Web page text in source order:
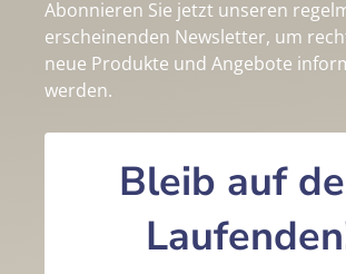
Abonnieren Sie jetzt unseren
erscheinenden Newsletter, um
neue Produkte und Angebote
werden.
Bleib auf